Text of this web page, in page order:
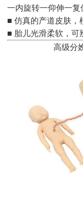
一内旋转一仰伸一复
■ 仿真的产道皮肤，
■ 胎儿光滑柔软，可
高级分